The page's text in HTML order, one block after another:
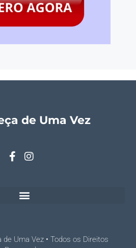
de Uma Vez
Uma Vez • Todos os Direitos